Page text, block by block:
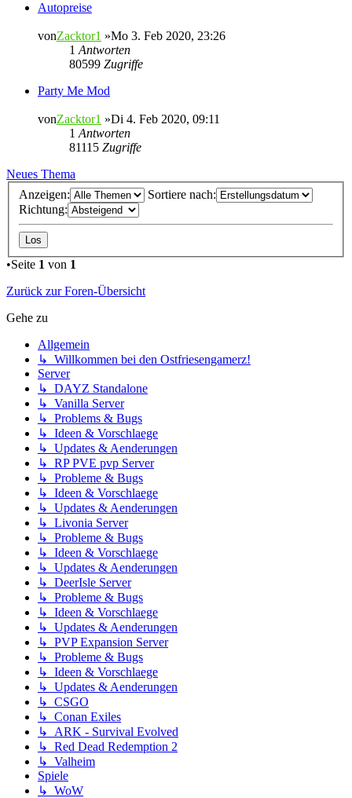
Autopreise
vonZacktor1 »Mo 3. Feb 2020, 23:26
1 Antworten
80599 Zugriffe
Party Me Mod
vonZacktor1 »Di 4. Feb 2020, 09:11
1 Antworten
81115 Zugriffe
Neues Thema
Anzeigen:
Sortiere nach:
Richtung:
•Seite 1 von 1
Zurück zur Foren-Übersicht
Gehe zu
Allgemein
↳ Willkommen bei den Ostfriesengamerz!
Server
↳ DAYZ Standalone
↳ Vanilla Server
↳ Problems & Bugs
↳ Ideen & Vorschlaege
↳ Updates & Aenderungen
↳ RP PVE pvp Server
↳ Probleme & Bugs
↳ Ideen & Vorschlaege
↳ Updates & Aenderungen
↳ Livonia Server
↳ Probleme & Bugs
↳ Ideen & Vorschlaege
↳ Updates & Aenderungen
↳ DeerIsle Server
↳ Probleme & Bugs
↳ Ideen & Vorschlaege
↳ Updates & Aenderungen
↳ PVP Expansion Server
↳ Probleme & Bugs
↳ Ideen & Vorschlaege
↳ Updates & Aenderungen
↳ CSGO
↳ Conan Exiles
↳ ARK - Survival Evolved
↳ Red Dead Redemption 2
↳ Valheim
Spiele
↳ WoW